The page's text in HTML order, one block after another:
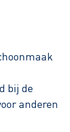
bij de
anderen